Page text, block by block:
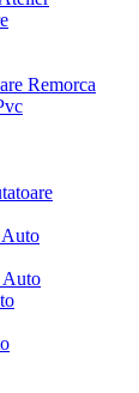
Remorca
Auto